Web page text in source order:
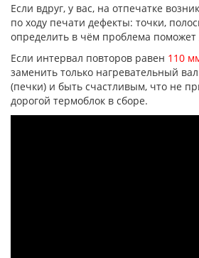
Если вдруг, у вас, на отпечатке
по ходу печати дефекты: точки,
определить в чём проблема поможет
Если интервал повторов равен 110
заменить только нагревательный
(печки) и быть счастливым, что не
дорогой термоблок в сборе.